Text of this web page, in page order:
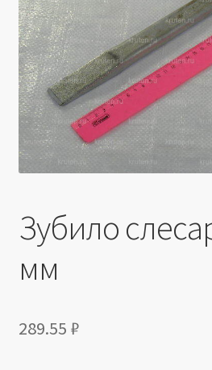
Производители
Юридические данные
Зубило
мм
289.55 ₽